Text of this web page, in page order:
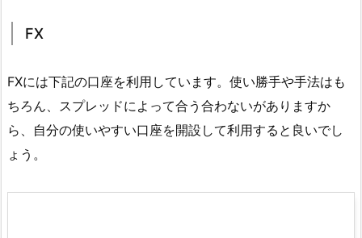
FX
FXには下記の口座を利用しています。使い勝手や手法はも
ちろん、スプレッドによって合う合わないがありますか
ら、自分の使いやすい口座を開設して利用すると良いでし
ょう。